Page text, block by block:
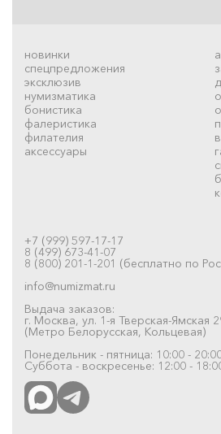
новинки
спецпредложения
эксклюзив
нумизматика
бонистика
фалеристика
филателия
аксессуары
+7 (999) 597-17-17
8 (499) 673-41-07
8 (800) 201-1-201 (бесплатно по
info@numizmat.ru
Выдача заказов:
г. Москва, ул. 1-я Тверская-Ямская
(Метро Белорусская, Кольцевая)
Понедельник - пятница: 10:00 -
Суббота - воскресенье: 12:00 -